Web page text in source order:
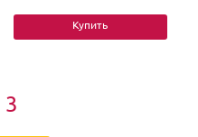
Купить
3